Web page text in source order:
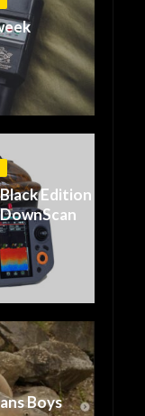
Edition
Boys